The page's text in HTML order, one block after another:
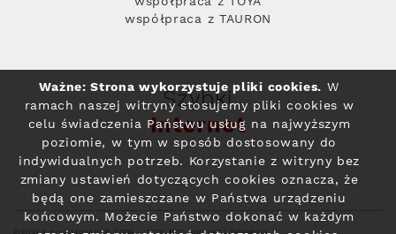
współpraca z TAURON
Szybki
Internet
Ważne: Strona wykorzystuje pliki cookies. W
ramach naszej witryny stosujemy pliki cookies w
celu świadczenia Państwu usług na najwyższym
poziomie, w tym w sposób dostosowany do
indywidualnych potrzeb. Korzystanie z witryny bez
zmiany ustawień dotyczących cookies oznacza, że
będą one zamieszczane w Państwa urządzeniu
końcowym. Możecie Państwo dokonać w każdym